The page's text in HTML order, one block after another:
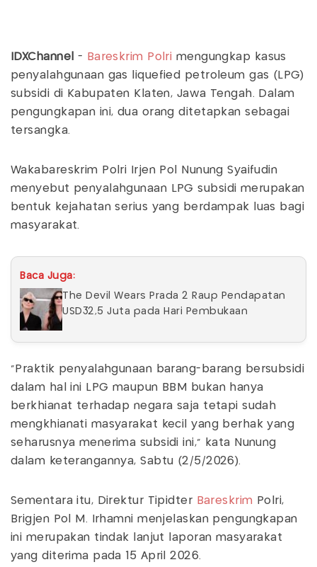
IDXChannel - Bareskrim Polri mengungkap kasus
penyalahgunaan gas liquefied petroleum gas (LPG)
subsidi di Kabupaten Klaten, Jawa Tengah. Dalam
pengungkapan ini, dua orang ditetapkan sebagai
tersangka.
Wakabareskrim Polri Irjen Pol Nunung Syaifudin
menyebut penyalahgunaan LPG subsidi merupakan
bentuk kejahatan serius yang berdampak luas bagi
masyarakat.
Baca Juga:
The Devil Wears Prada 2 Raup Pendapatan
USD32,5 Juta pada Hari Pembukaan
"Praktik penyalahgunaan barang-barang bersubsidi
dalam hal ini LPG maupun BBM bukan hanya
berkhianat terhadap negara saja tetapi sudah
mengkhianati masyarakat kecil yang berhak yang
seharusnya menerima subsidi ini," kata Nunung
dalam keterangannya, Sabtu (2/5/2026).
Sementara itu, Direktur Tipidter Bareskrim Polri,
Brigjen Pol M. Irhamni menjelaskan pengungkapan
ini merupakan tindak lanjut laporan masyarakat
yang diterima pada 15 April 2026.